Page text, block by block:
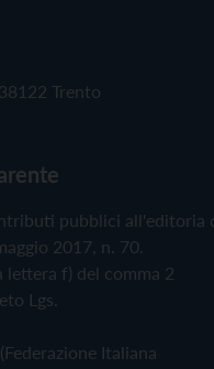
Trento
pubblici all'editoria
2017, n. 70.
lettera f) del comma 2
Lgs.
Italiana